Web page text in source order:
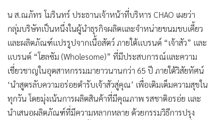
น ส.ณภัทร โมรินทร์ ประธานเจ้าหน้าที่บริหาร CHAO เผยว่า
กลุ่มบริษัทเป็นหนึ่งในผู้นำธุรกิจผลิตและจำหน่ายขนมขบเคี้ยว
และผลิตภัณฑ์แปรรูปจากเนื้อสัตว์ ภายใต้แบรนด์ “เจ้าสัว” และ
แบรนด์ “โฮลซัม (Wholesome)” ที่มีประสบการณ์และความ
เชี่ยวชาญในอุตสาหกรรมมายาวนานกว่า 65 ปี ภายใต้วิสัยทัศน์
‘นำสูตรลับความอร่อยตำรับเจ้าสัวสู่คุณ’ เพื่อเติมเต็มความสุขใน
ทุกวัน โดยมุ่งเน้นการผลิตสินค้าที่มีคุณภาพ รสชาติอรอ่ย และ
นำเสนอผลิตภัณฑ์ที่มีความหลากหลาย ด้วยกรรมวิธีการปรุง